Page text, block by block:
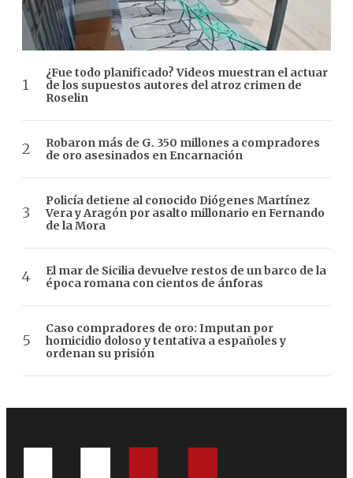
¿Fue todo planificado? Videos muestran el actuar
de los supuestos autores del atroz crimen de
Roselin
Robaron más de G. 350 millones a compradores
de oro asesinados en Encarnación
Policía detiene al conocido Diógenes Martínez
Vera y Aragón por asalto millonario en Fernando
de la Mora
El mar de Sicilia devuelve restos de un barco de la
época romana con cientos de ánforas
Caso compradores de oro: Imputan por
homicidio doloso y tentativa a españoles y
ordenan su prisión